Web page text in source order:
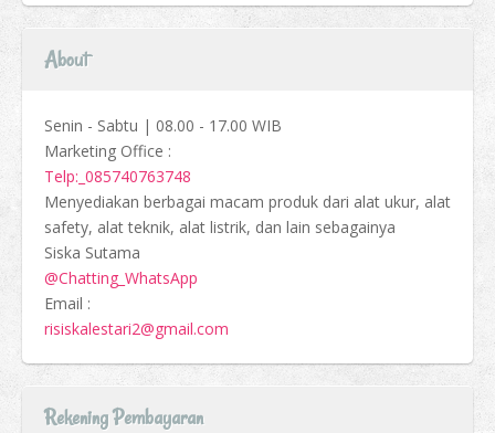
About
Senin - Sabtu | 08.00 - 17.00 WIB
Marketing Office :
Telp:_085740763748
Menyediakan berbagai macam produk dari alat ukur, alat
safety, alat teknik, alat listrik, dan lain sebagainya
Siska Sutama
@Chatting_WhatsApp
Email :
risiskalestari2@gmail.com
Rekening Pembayaran